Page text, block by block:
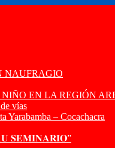
NAUFRAGIO
EN LA REGIÓN
vías
Yarabamba – Cocachacra
𝐒𝐄𝐌𝐈𝐍𝐀𝐑𝐈𝐎”